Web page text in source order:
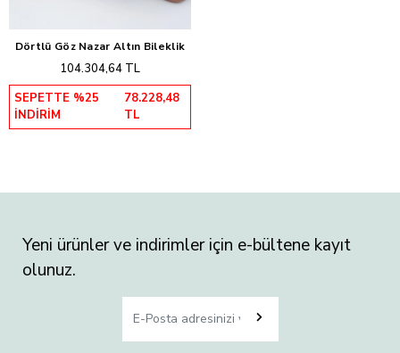
Sepete Ekle
Dörtlü Göz Nazar Altın Bileklik
104.304,64 TL
SEPETTE %25
İNDİRİM
78.228,48
TL
Yeni ürünler ve indirimler için e-bültene kayıt
olunuz.